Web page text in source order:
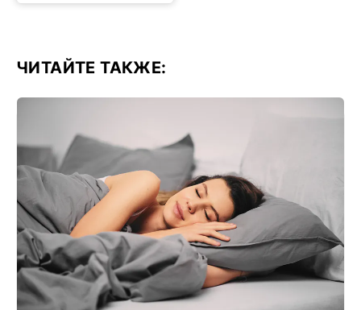
ЧИТАЙТЕ ТАКЖЕ: